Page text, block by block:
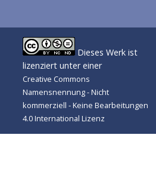
Dieses Werk ist
lizenziert unter einer
Creative Commons
Namensnennung - Nicht
kommerziell - Keine Bearbeitungen
4.0 International Lizenz